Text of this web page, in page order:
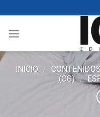
al
contenido
INICIO /
(CG) /